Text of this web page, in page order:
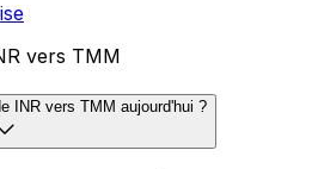
vers TMM
INR vers TMM aujourd'hui ?